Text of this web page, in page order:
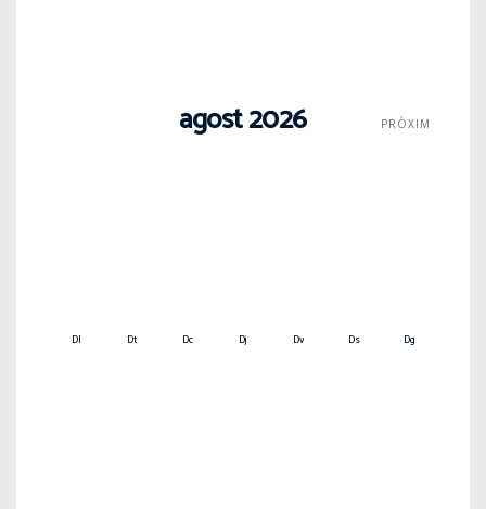
agost 2026 PRÒXIM
Dl Dt Dc Dj Dv Ds Dg